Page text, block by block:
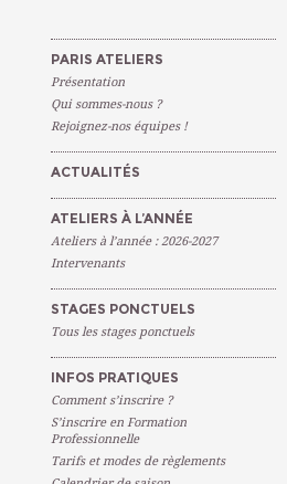
PARIS ATELIERS
Présentation
Qui sommes-nous ?
Rejoignez-nos équipes !
ACTUALITÉS
ATELIERS À L’ANNÉE
Ateliers à l’année : 2026-2027
Intervenants
STAGES PONCTUELS
Tous les stages ponctuels
INFOS PRATIQUES
Comment s’inscrire ?
S’inscrire en Formation
Professionnelle
Tarifs et modes de règlements